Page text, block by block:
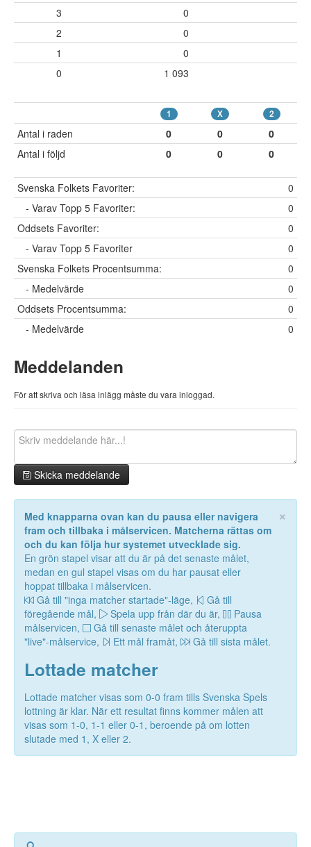
3
0
2
0
1
0
0
1 093
1 X 2
Antal i raden 0 0
0
Antal i följd
0 0 0
Svenska Folkets Favoriter:
0
- Varav Topp 5 Favoriter:
0
Oddsets Favoriter:
0
- Varav Topp 5 Favoriter
0
Svenska Folkets Procentsumma:
0
- Medelvärde
0
Oddsets Procentsumma:
0
- Medelvärde
0
Meddelanden
För att skriva och läsa inlägg måste du vara inloggad.
Skicka meddelande
×
Med knapparna ovan kan du pausa eller navigera
fram och tillbaka i målservicen. Matcherna rättas om
och du kan följa hur systemet utvecklade sig.
En grön stapel visar att du är på det senaste målet,
medan en gul stapel visas om du har pausat eller
hoppat tillbaka i målservicen.
Gå till "inga matcher startade"-läge,
Gå till
föregående mål,
Spela upp från där du är,
Pausa
målservicen,
Gå till senaste målet och återuppta
"live"-målservice,
Ett mål framåt, Gå till sista målet.
Lottade matcher
Lottade matcher visas som 0-0 fram tills Svenska Spels
lottning är klar. När ett resultat finns kommer målen att
visas som 1-0, 1-1 eller 0-1, beroende på om lotten
slutade med 1, X eller 2.